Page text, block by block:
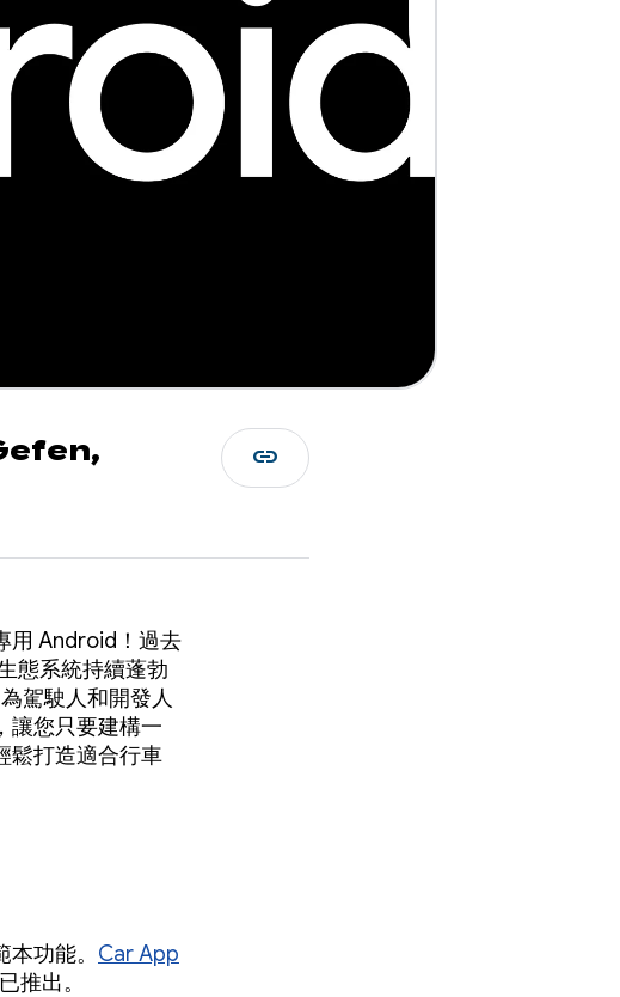
link
用 Android！過去
態系統持續蓬勃
為駕駛人和開發人
讓您只要建構一
鬆打造適合行車
功能。 Car App
推出。